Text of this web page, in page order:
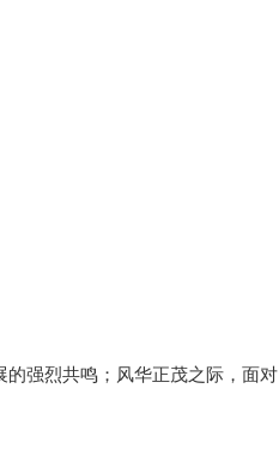
强烈共鸣；风华正茂之际，面对